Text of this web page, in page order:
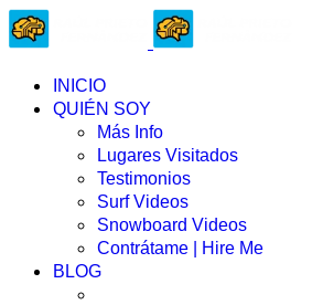
INICIO
QUIÉN SOY
Más Info
Lugares Visitados
Testimonios
Surf Videos
Snowboard Videos
Contrátame | Hire Me
BLOG